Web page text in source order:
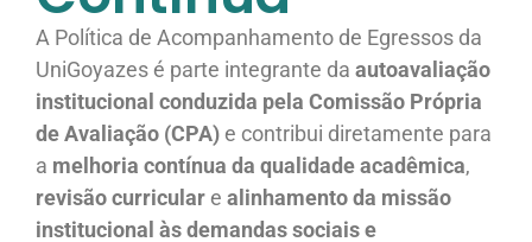
A Política de Acompanhamento de Egressos da
UniGoyazes é parte integrante da autoavaliação
institucional conduzida pela Comissão Própria
de Avaliação (CPA) e contribui diretamente para
a melhoria contínua da qualidade acadêmica,
revisão curricular e alinhamento da missão
institucional às demandas sociais e